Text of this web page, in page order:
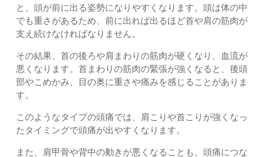
と、頭が前に出る姿勢になりやすくなります。頭は体の中
でも重さがあるため、前に出れば出るほど首や肩の筋肉が
支え続けなければなりません。
その結果、首の後ろや肩まわりの筋肉が硬くなり、血流が
悪くなります。首まわりの筋肉の緊張が強くなると、後頭
部やこめかみ、目の奥に重さや痛みを感じることがありま
す。
このようなタイプの頭痛では、肩こりや首こりが強くなっ
たタイミングで頭痛が出やすくなります。
また、肩甲骨や背中の動きが悪くなることも、頭痛につな